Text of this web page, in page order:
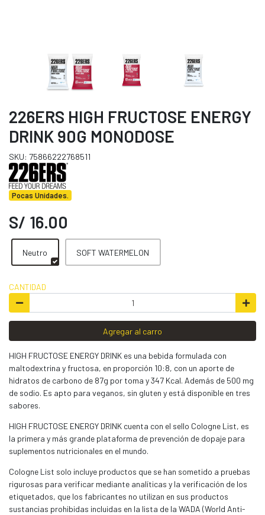
226ERS HIGH FRUCTOSE ENERGY
DRINK 90G MONODOSE
SKU: 75866222768511
Pocas Unidades.
S/ 16.00
Neutro SOFT WATERMELON
CANTIDAD
Agregar al carro
HIGH FRUCTOSE ENERGY DRINK es una bebida formulada con
maltodextrina y fructosa, en proporción 10:8, con un aporte de
hidratos de carbono de 87g por toma y 347 Kcal. Además de 500 mg
de sodio. Es apto para veganos, sin gluten y está disponible en tres
sabores.
HIGH FRUCTOSE ENERGY DRINK cuenta con el sello Cologne List, es
la primera y más grande plataforma de prevención de dopaje para
suplementos nutricionales en el mundo.
Cologne List solo incluye productos que se han sometido a pruebas
rigurosas para verificar mediante analíticas y la verificación de los
etiquetados, que los fabricantes no utilizan en sus productos
sustancias prohibidas incluidas en la lista de la WADA (World Anti-